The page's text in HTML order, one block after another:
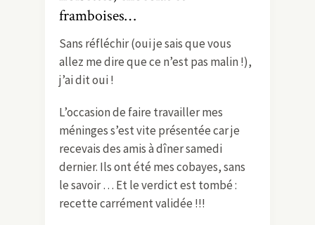
framboises…
Sans réfléchir (oui je sais que vous
allez me dire que ce n’est pas malin !),
j’ai dit oui !
L’occasion de faire travailler mes
méninges s’est vite présentée car je
recevais des amis à dîner samedi
dernier. Ils ont été mes cobayes, sans
le savoir … Et le verdict est tombé :
recette carrément validée !!!